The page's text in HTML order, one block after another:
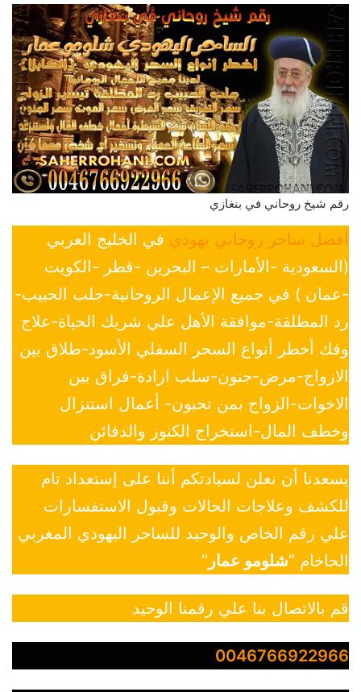
رقم شيخ روحاني في بنغازي
افضل ساحر روحاني يهودي في الخليج العربي
(السعودية -الأمارات – البحرين -قطر -الكويت
-عمان ) في جميع الإعمال الروحانية-جلب الحبيب-
رد المطلقة-موافقة الأهل علي شريك الحياة-علاج
وفك أخطر أنواع السحر السفلي الأسود-طلاق بين
الازواج-مرض-جنون-سلب ارادة-فراق بين
الاخوات-الزواج بمن تحبون- أعمال استنزال
وخطف المال-استخراج الكنوز والدفائن
يسعدنا أن نعلن لسيادتكم أننا على إستعداد تام
للكشف وعلاجات الحالات وقبول الاستفسارات
علي رقم الخاص والوحيد للساحر اليهودي المغربي
الحاخام “شلومو عمار ”
قم بالاتصال بنا علي رقمنا الوحيد
0046766922966